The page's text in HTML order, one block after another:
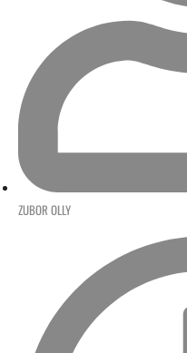
ZUBOR OLLY